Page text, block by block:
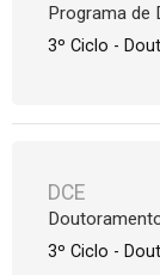
Programa de
3º Ciclo -
DCE
3º Ciclo -